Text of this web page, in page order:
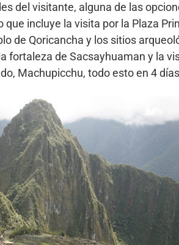
del visitante, alguna de las
incluye la visita por la Plaza
de Qoricancha y los sitios
fortaleza de Sacsayhuaman y la
Machupicchu, todo esto en 4